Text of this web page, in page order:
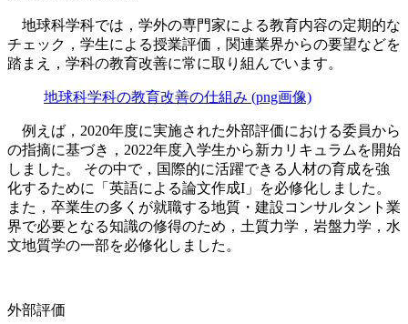
地球科学科では，学外の専門家による教育内容の定期的な
チェック，学生による授業評価，関連業界からの要望などを
踏まえ，学科の教育改善に常に取り組んでいます。
地球科学科の教育改善の仕組み (png画像)
例えば，2020年度に実施された外部評価における委員から
の指摘に基づき，2022年度入学生から新カリキュラムを開始
しました。 その中で，国際的に活躍できる人材の育成を強
化するために「英語による論文作成I」を必修化しました。
また，卒業生の多くが就職する地質・建設コンサルタント業
界で必要となる知識の修得のため，土質力学，岩盤力学，水
文地質学の一部を必修化しました。
外部評価